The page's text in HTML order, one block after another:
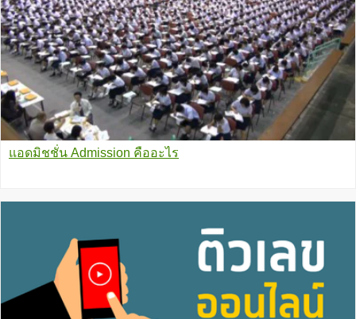
แอดมิชชั่น Admission คืออะไร